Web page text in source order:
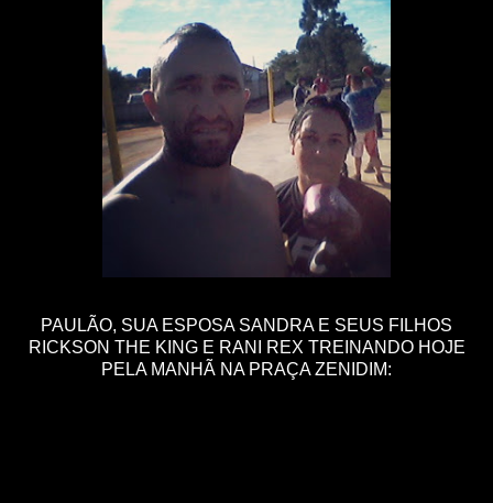
PAULÃO, SUA ESPOSA SANDRA E SEUS FILHOS
RICKSON THE KING E RANI REX TREINANDO HOJE
PELA MANHÃ NA PRAÇA ZENIDIM: